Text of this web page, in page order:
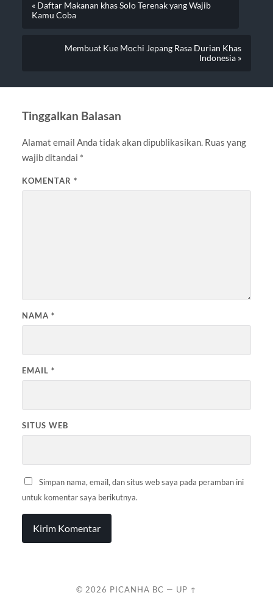
« Daftar Makanan khas Solo Terenak yang Wajib
Kamu Coba
Membuat Kue Mochi Jepang Rasa Durian Khas
Indonesia »
Tinggalkan Balasan
Alamat email Anda tidak akan dipublikasikan. Ruas yang
wajib ditandai *
KOMENTAR *
NAMA *
EMAIL *
SITUS WEB
Simpan nama, email, dan situs web saya pada peramban ini
untuk komentar saya berikutnya.
© 2026 PICANHA BC — UP ↑